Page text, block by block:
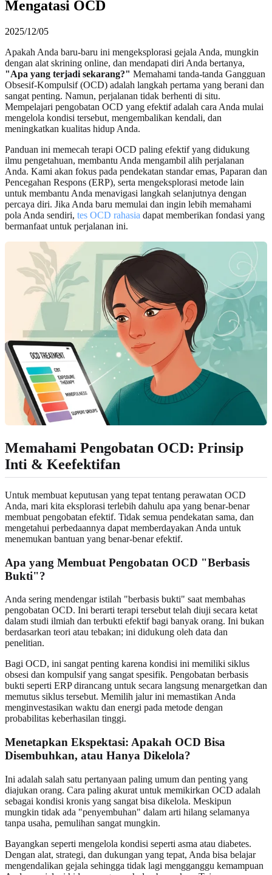
Mengatasi OCD
2025/12/05
Apakah Anda baru-baru ini mengeksplorasi gejala Anda, mungkin
dengan alat skrining online, dan mendapati diri Anda bertanya,
"Apa yang terjadi sekarang?" Memahami tanda-tanda Gangguan
Obsesif-Kompulsif (OCD) adalah langkah pertama yang berani dan
sangat penting. Namun, perjalanan tidak berhenti di situ.
Mempelajari pengobatan OCD yang efektif adalah cara Anda mulai
mengelola kondisi tersebut, mengembalikan kendali, dan
meningkatkan kualitas hidup Anda.
Panduan ini memecah terapi OCD paling efektif yang didukung
ilmu pengetahuan, membantu Anda mengambil alih perjalanan
Anda. Kami akan fokus pada pendekatan standar emas, Paparan dan
Pencegahan Respons (ERP), serta mengeksplorasi metode lain
untuk membantu Anda menavigasi langkah selanjutnya dengan
percaya diri. Jika Anda baru memulai dan ingin lebih memahami
pola Anda sendiri, tes OCD rahasia dapat memberikan fondasi yang
bermanfaat untuk perjalanan ini.
Memahami Pengobatan OCD: Prinsip
Inti & Keefektifan
Untuk membuat keputusan yang tepat tentang perawatan OCD
Anda, mari kita eksplorasi terlebih dahulu apa yang benar-benar
membuat pengobatan efektif. Tidak semua pendekatan sama, dan
mengetahui perbedaannya dapat memberdayakan Anda untuk
menemukan bantuan yang benar-benar efektif.
Apa yang Membuat Pengobatan OCD "Berbasis
Bukti"?
Anda sering mendengar istilah "berbasis bukti" saat membahas
pengobatan OCD. Ini berarti terapi tersebut telah diuji secara ketat
dalam studi ilmiah dan terbukti efektif bagi banyak orang. Ini bukan
berdasarkan teori atau tebakan; ini didukung oleh data dan
penelitian.
Bagi OCD, ini sangat penting karena kondisi ini memiliki siklus
obsesi dan kompulsif yang sangat spesifik. Pengobatan berbasis
bukti seperti ERP dirancang untuk secara langsung menargetkan dan
memutus siklus tersebut. Memilih jalur ini memastikan Anda
menginvestasikan waktu dan energi pada metode dengan
probabilitas keberhasilan tinggi.
Menetapkan Ekspektasi: Apakah OCD Bisa
Disembuhkan, atau Hanya Dikelola?
Ini adalah salah satu pertanyaan paling umum dan penting yang
diajukan orang. Cara paling akurat untuk memikirkan OCD adalah
sebagai kondisi kronis yang sangat bisa dikelola. Meskipun
mungkin tidak ada "penyembuhan" dalam arti hilang selamanya
tanpa usaha, pemulihan sangat mungkin.
Bayangkan seperti mengelola kondisi seperti asma atau diabetes.
Dengan alat, strategi, dan dukungan yang tepat, Anda bisa belajar
mengendalikan gejala sehingga tidak lagi mengganggu kemampuan